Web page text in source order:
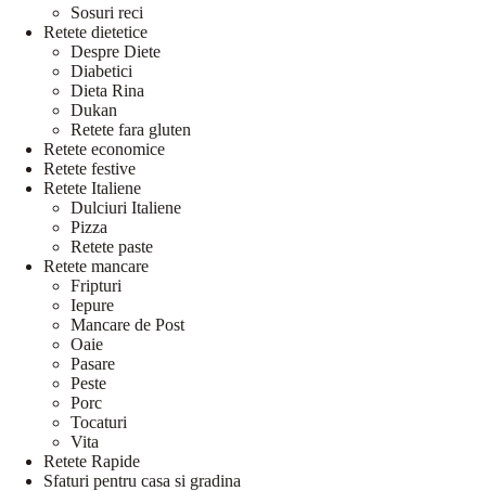
Sosuri reci
Retete dietetice
Despre Diete
Diabetici
Dieta Rina
Dukan
Retete fara gluten
Retete economice
Retete festive
Retete Italiene
Dulciuri Italiene
Pizza
Retete paste
Retete mancare
Fripturi
Iepure
Mancare de Post
Oaie
Pasare
Peste
Porc
Tocaturi
Vita
Retete Rapide
Sfaturi pentru casa si gradina